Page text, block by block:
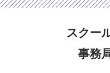
スクー
事務